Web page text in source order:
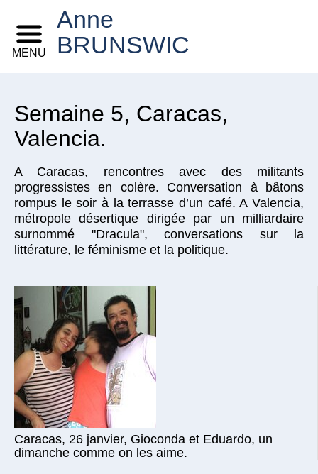
Anne
BRUNSWIC
MENU
Semaine 5, Caracas,
Valencia.
A Caracas, rencontres avec des militants
progressistes en colère. Conversation à bâtons
rompus le soir à la terrasse d’un café. A Valencia,
métropole désertique dirigée par un milliardaire
surnommé "Dracula", conversations sur la
littérature, le féminisme et la politique.
Caracas, 26 janvier, Gioconda et Eduardo, un
dimanche comme on les aime.